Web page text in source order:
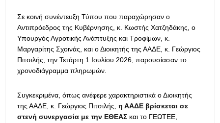
Σε κοινή συνέντευξη Τύπου που παραχώρησαν ο
Αντιπρόεδρος της Κυβέρνησης, κ. Κωστής Χατζηδάκης, ο
Υπουργός Αγροτικής Ανάπτυξης και Τροφίμων, κ.
Μαργαρίτης Σχοινάς, και ο Διοικητής της ΑΑΔΕ, κ. Γεώργιος
Πιτσιλής, την Τετάρτη 1 Ιουλίου 2026, παρουσίασαν το
χρονοδιάγραμμα πληρωμών.
Συγκεκριμένα, όπως ανέφερε χαρακτηριστικά ο Διοικητής
της ΑΑΔΕ, κ. Γεώργιος Πιτσιλής, η ΑΑΔΕ βρίσκεται σε
στενή συνεργασία με την ΕΘΕΑΣ και το ΓΕΩΤΕΕ,